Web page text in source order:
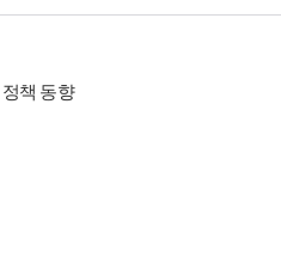
책 동향